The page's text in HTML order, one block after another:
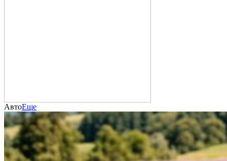
АвтоЕще